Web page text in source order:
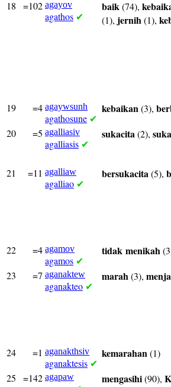
18 =102 agayov
agathos ✔
baik(74),
(1), jernih(1),
19
=4 agaywsunh
agathosune ✔
kebaikan(3),
20 =5 agalliasiv
agalliasis ✔
sukacita(2),
21
=11 agalliaw
agalliao ✔
bersukacita(5),
22
=4 agamov
agamos ✔
tidak menikah
23 =7 aganaktew
aganakteo ✔
marah(3),
24
=1 aganakthsiv
aganaktesis ✔
kemarahan(1)
25 =142 agapaw mengasihi(90),